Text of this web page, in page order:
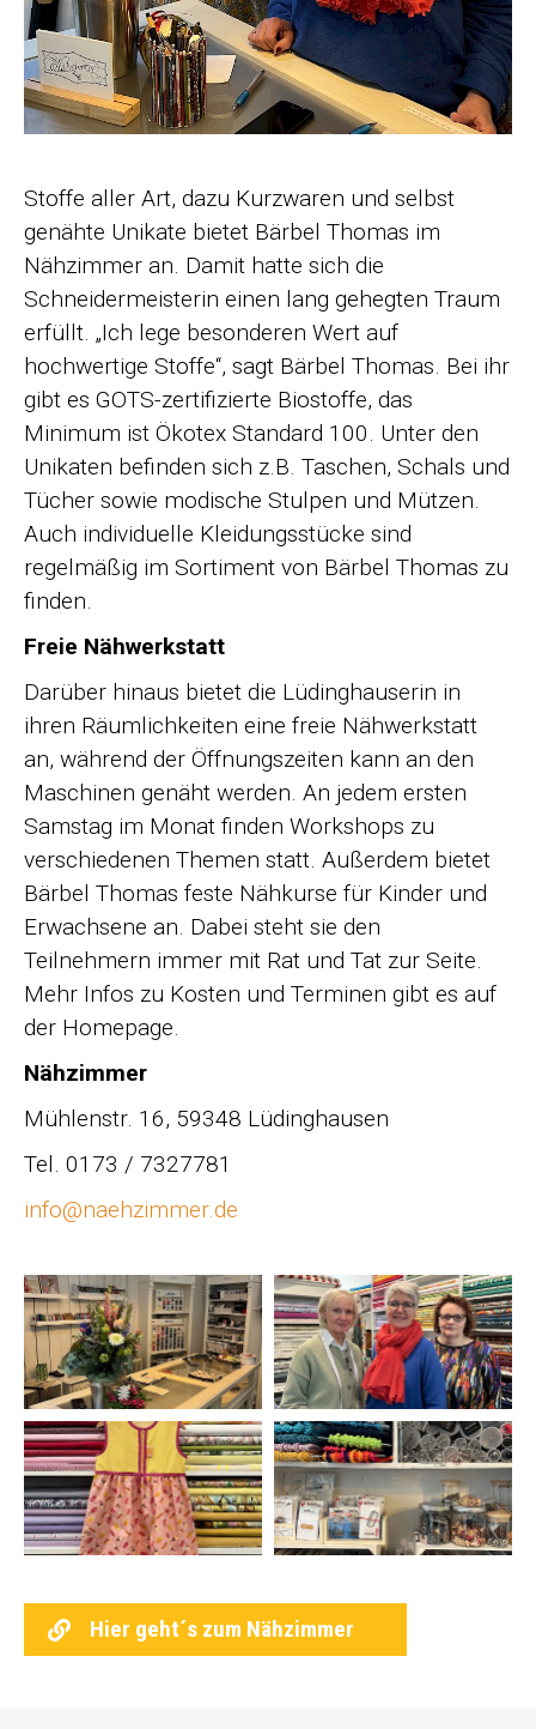
Stoffe aller Art, dazu Kurzwaren und selbst
genähte Unikate bietet Bärbel Thomas im
Nähzimmer an. Damit hatte sich die
Schneidermeisterin einen lang gehegten Traum
erfüllt. „Ich lege besonderen Wert auf
hochwertige Stoffe“, sagt Bärbel Thomas. Bei ihr
gibt es GOTS-zertifizierte Biostoffe, das
Minimum ist Ökotex Standard 100. Unter den
Unikaten befinden sich z.B. Taschen, Schals und
Tücher sowie modische Stulpen und Mützen.
Auch individuelle Kleidungsstücke sind
regelmäßig im Sortiment von Bärbel Thomas zu
finden.
Freie Nähwerkstatt
Darüber hinaus bietet die Lüdinghauserin in
ihren Räumlichkeiten eine freie Nähwerkstatt
an, während der Öffnungszeiten kann an den
Maschinen genäht werden. An jedem ersten
Samstag im Monat finden Workshops zu
verschiedenen Themen statt. Außerdem bietet
Bärbel Thomas feste Nähkurse für Kinder und
Erwachsene an. Dabei steht sie den
Teilnehmern immer mit Rat und Tat zur Seite.
Mehr Infos zu Kosten und Terminen gibt es auf
der Homepage.
Nähzimmer
Mühlenstr. 16, 59348 Lüdinghausen
Tel. 0173 / 7327781
info@naehzimmer.de
Hier geht´s zum Nähzimmer